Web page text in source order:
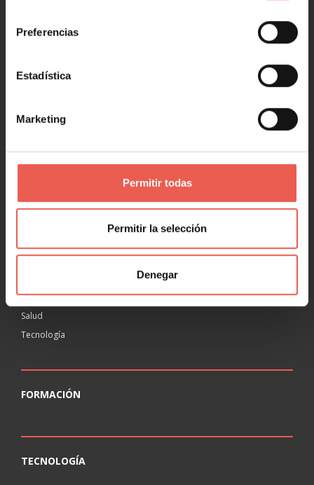
Preferencias
Estadística
Marketing
Permitir todas
Permitir la selección
Denegar
NEGOCIOS
Emprendimiento y Startups
Inmobiliaria
Ocio
Salud
Tecnología
FORMACIÓN
TECNOLOGÍA